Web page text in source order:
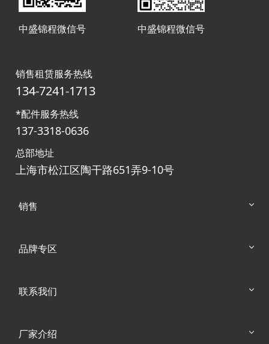
中盛锦程微信号 中盛锦程微信号
销售租赁服务热线
134-7241-1713
*配件服务热线
137-3318-0636
总部地址
上海市松江区陶干路651弄9-10号
销售
品牌专区
联系我们
厂家介绍